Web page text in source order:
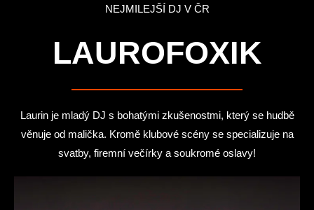
NEJMILEJŠÍ DJ V ČR
LAUROFOXIK
Laurin je mladý DJ s bohatými zkušenostmi, který se hudbě
věnuje od malička. Kromě klubové scény se specializuje na
svatby, firemní večírky a soukromé oslavy!